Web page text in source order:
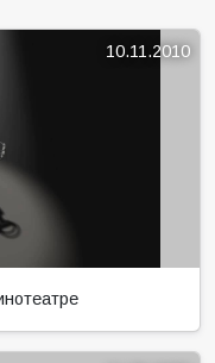
10.11.2010